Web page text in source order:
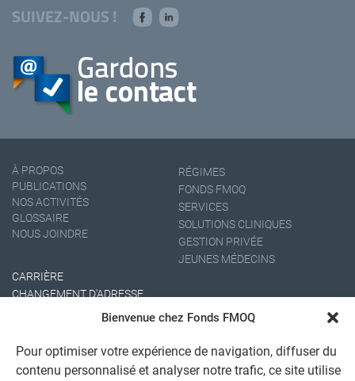
Bienvenue chez Fonds FMOQ
Pour optimiser votre expérience de navigation, diffuser du
contenu personnalisé et analyser notre trafic, ce site utilise
SUIVEZ-NOUS !
À PROPOS
PUBLICATIONS
NOS ACTIVITÉS
GLOSSAIRE
NOUS JOINDRE
RÉGIMES
FONDS FMOQ
SERVICES
SOLUTIONS CLINIQUES
GESTION PRIVÉE
JEUNES MÉDECINS
CARRIÈRE
CHANGEMENT D'ADRESSE